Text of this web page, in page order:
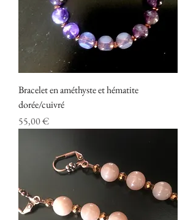
Bracelet en améthyste et hématite
dorée/cuivré
Prix
55,00 €